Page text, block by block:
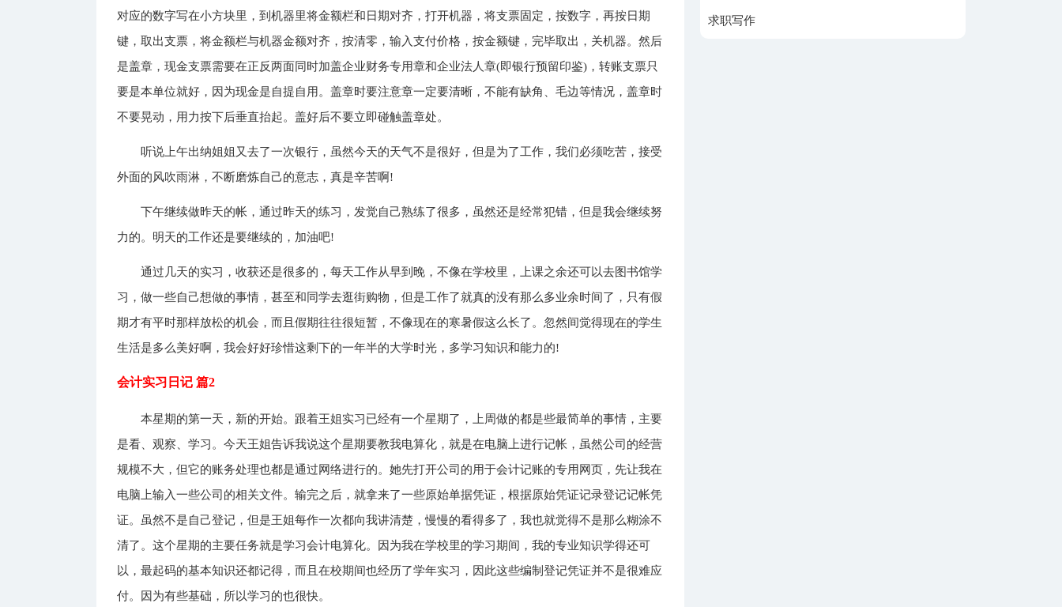
对应的数字写在小方块里，到机器里将金额栏和日期对齐，打开机器，将支票固定，按数字，再按日期
键，取出支票，将金额栏与机器金额对齐，按清零，输入支付价格，按金额键，完毕取出，关机器。然后
是盖章，现金支票需要在正反两面同时加盖企业财务专用章和企业法人章(即银行预留印鉴)，转账支票只
要是本单位就好，因为现金是自提自用。盖章时要注意章一定要清晰，不能有缺角、毛边等情况，盖章时
不要晃动，用力按下后垂直抬起。盖好后不要立即碰触盖章处。
听说上午出纳姐姐又去了一次银行，虽然今天的天气不是很好，但是为了工作，我们必须吃苦，接受
外面的风吹雨淋，不断磨炼自己的意志，真是辛苦啊!
下午继续做昨天的帐，通过昨天的练习，发觉自己熟练了很多，虽然还是经常犯错，但是我会继续努
力的。明天的工作还是要继续的，加油吧!
通过几天的实习，收获还是很多的，每天工作从早到晚，不像在学校里，上课之余还可以去图书馆学
习，做一些自己想做的事情，甚至和同学去逛街购物，但是工作了就真的没有那么多业余时间了，只有假
期才有平时那样放松的机会，而且假期往往很短暂，不像现在的寒暑假这么长了。忽然间觉得现在的学生
生活是多么美好啊，我会好好珍惜这剩下的一年半的大学时光，多学习知识和能力的!
会计实习日记 篇2
本星期的第一天，新的开始。跟着王姐实习已经有一个星期了，上周做的都是些最简单的事情，主要
是看、观察、学习。今天王姐告诉我说这个星期要教我电算化，就是在电脑上进行记帐，虽然公司的经营
规模不大，但它的账务处理也都是通过网络进行的。她先打开公司的用于会计记账的专用网页，先让我在
电脑上输入一些公司的相关文件。输完之后，就拿来了一些原始单据凭证，根据原始凭证记录登记记帐凭
证。虽然不是自己登记，但是王姐每作一次都向我讲清楚，慢慢的看得多了，我也就觉得不是那么糊涂不
清了。这个星期的主要任务就是学习会计电算化。因为我在学校里的学习期间，我的专业知识学得还可
以，最起码的基本知识还都记得，而且在校期间也经历了学年实习，因此这些编制登记凭证并不是很难应
付。因为有些基础，所以学习的也很快。
求职写作